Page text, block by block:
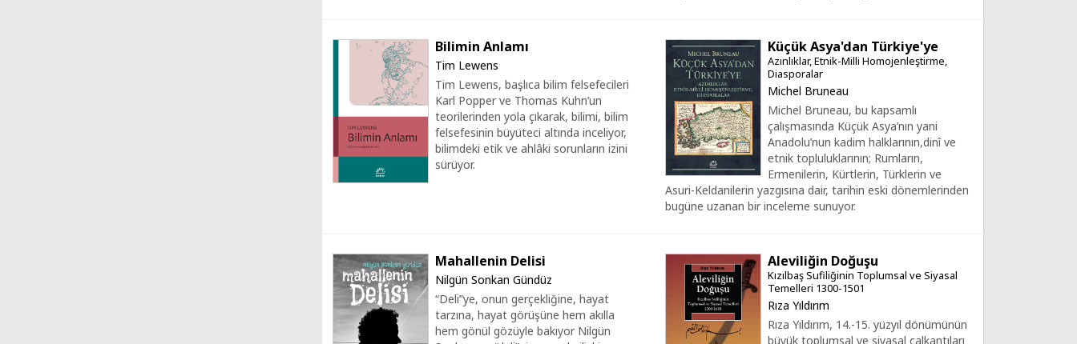
Bilimin Anlamı
Tim Lewens
Tim Lewens, başlıca bilim felsefecileri
Karl Popper ve Thomas Kuhn’un
teorilerinden yola çıkarak, bilimi, bilim
felsefesinin büyüteci altında inceliyor,
bilimdeki etik ve ahlâki sorunların izini
sürüyor.
Küçük Asya'dan Türkiye'ye
Azınlıklar, Etnik-Milli Homojenleştirme,
Diasporalar
Michel Bruneau
Michel Bruneau, bu kapsamlı
çalışmasında Küçük Asya’nın yani
Anadolu’nun kadim halklarının,dinî ve
etnik topluluklarının; Rumların,
Ermenilerin, Kürtlerin, Türklerin ve
Asuri-Keldanilerin yazgısına dair, tarihin eski dönemlerinden
bugüne uzanan bir inceleme sunuyor.
Mahallenin Delisi
Nilgün Sonkan Gündüz
“Deli”ye, onun gerçekliğine, hayat
tarzına, hayat görüşüne hem akılla
hem gönül gözüyle bakıyor Nilgün
Aleviliğin Doğuşu
Kızılbaş Sufiliğinin Toplumsal ve Siyasal
Temelleri 1300-1501
Rıza Yıldırım
Rıza Yıldırım, 14.-15. yüzyıl dönümünün
büyük toplumsal ve siyasal çalkantıları